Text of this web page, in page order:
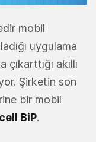
mobil
uygulama
akıllı
Şirketin son
bir mobil
BiP.